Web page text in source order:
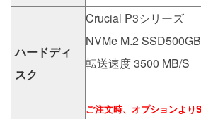
ハードディ
スク
Crucial P3シリーズ
NVMe M.2 SSD500GB
転送速度 3500 MB/S
ご注文時、オプションより